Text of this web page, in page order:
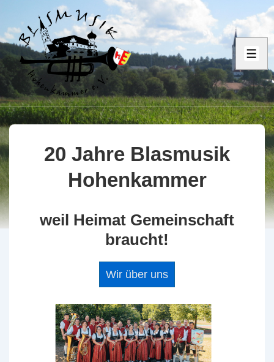
Inhalt
20 Jahre Blasmusik
Hohenkammer
weil Heimat Gemeinschaft
braucht!
Wir über uns